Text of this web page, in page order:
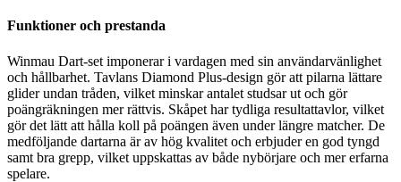
Funktioner och prestanda
Winmau Dart-set imponerar i vardagen med sin användarvänlighet
och hållbarhet. Tavlans Diamond Plus-design gör att pilarna lättare
glider undan tråden, vilket minskar antalet studsar ut och gör
poängräkningen mer rättvis. Skåpet har tydliga resultattavlor, vilket
gör det lätt att hålla koll på poängen även under längre matcher. De
medföljande dartarna är av hög kvalitet och erbjuder en god tyngd
samt bra grepp, vilket uppskattas av både nybörjare och mer erfarna
spelare.